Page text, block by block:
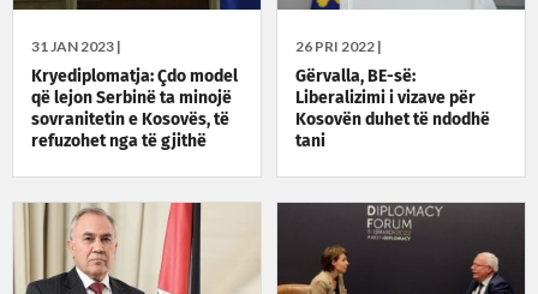
31 JAN 2023 |
Kryediplomatja: Çdo model
që lejon Serbinë ta minojë
sovranitetin e Kosovës, të
refuzohet nga të gjithë
26 PRI 2022 |
Gërvalla, BE-së:
Liberalizimi i vizave për
Kosovën duhet të ndodhë
tani